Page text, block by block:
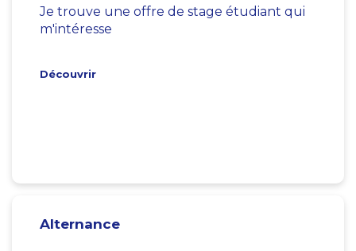
Je trouve une offre de stage étudiant qui
m'intéresse
Découvrir
Alternance